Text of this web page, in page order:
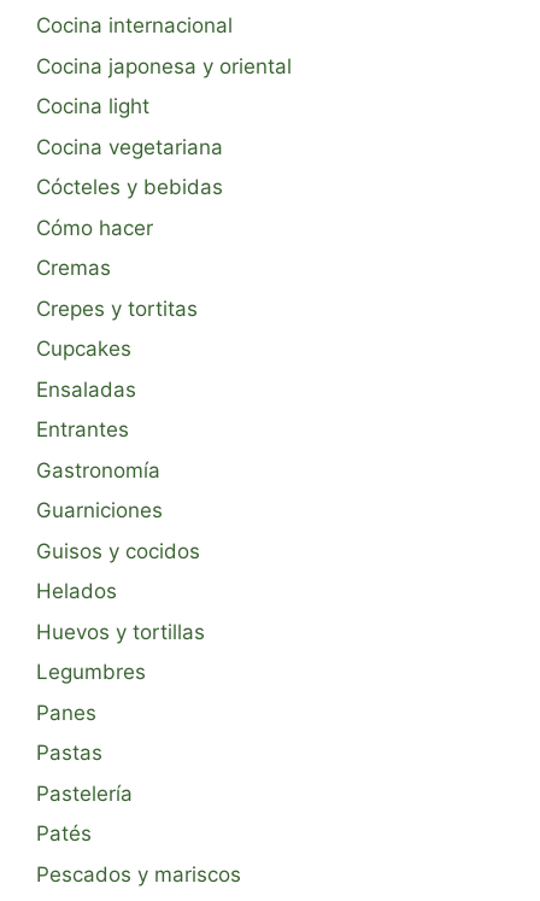
Cocina internacional
Cocina japonesa y oriental
Cocina light
Cocina vegetariana
Cócteles y bebidas
Cómo hacer
Cremas
Crepes y tortitas
Cupcakes
Ensaladas
Entrantes
Gastronomía
Guarniciones
Guisos y cocidos
Helados
Huevos y tortillas
Legumbres
Panes
Pastas
Pastelería
Patés
Pescados y mariscos